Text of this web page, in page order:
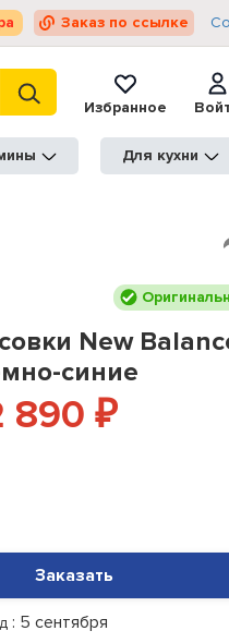
Заказ по ссылке
Избранное
Для кухни
New
синие
890 ₽
Заказать
: 5 сентября